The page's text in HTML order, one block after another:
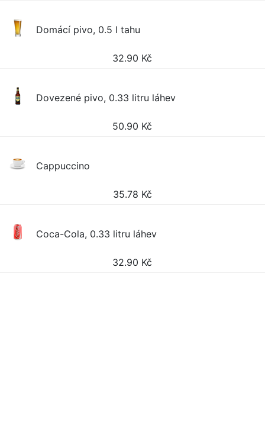
Domácí pivo, 0.5 l tahu
32.90 Kč
Dovezené pivo, 0.33 litru láhev
50.90 Kč
Cappuccino
35.78 Kč
Coca-Cola, 0.33 litru láhev
32.90 Kč